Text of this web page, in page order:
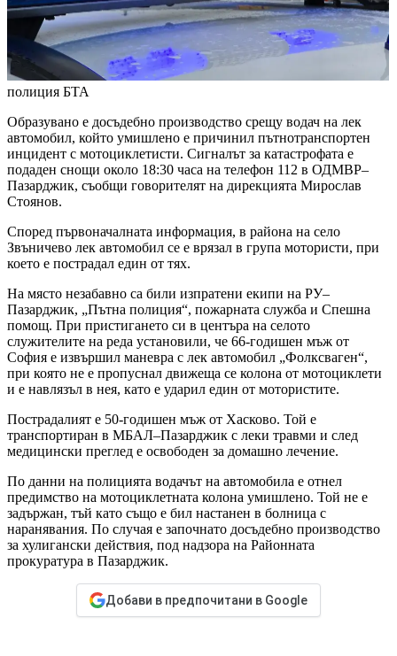
полиция БТА
Образувано е досъдебно производство срещу водач на лек
автомобил, който умишлено е причинил пътнотранспортен
инцидент с мотоциклетисти. Сигналът за катастрофата е
подаден снощи около 18:30 часа на телефон 112 в ОДМВР–
Пазарджик, съобщи говорителят на дирекцията Мирослав
Стоянов.
Според първоначалната информация, в района на село
Звъничево лек автомобил се е врязал в група мотористи, при
което е пострадал един от тях.
На място незабавно са били изпратени екипи на РУ–
Пазарджик, „Пътна полиция“, пожарната служба и Спешна
помощ. При пристигането си в центъра на селото
служителите на реда установили, че 66-годишен мъж от
София е извършил маневра с лек автомобил „Фолксваген“,
при която не е пропуснал движеща се колона от мотоциклети
и е навлязъл в нея, като е ударил един от мотористите.
Пострадалият е 50-годишен мъж от Хасково. Той е
транспортиран в МБАЛ–Пазарджик с леки травми и след
медицински преглед е освободен за домашно лечение.
По данни на полицията водачът на автомобила е отнел
предимство на мотоциклетната колона умишлено. Той не е
задържан, тъй като също е бил настанен в болница с
наранявания. По случая е започнато досъдебно производство
за хулигански действия, под надзора на Районната
прокуратура в Пазарджик.
Добави в предпочитани в Google